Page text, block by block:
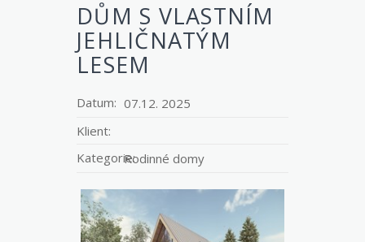
DŮM S VLASTNÍM
JEHLIČNATÝM
LESEM
Datum: 07.12. 2025
Klient:
Kategorie:Rodinné domy